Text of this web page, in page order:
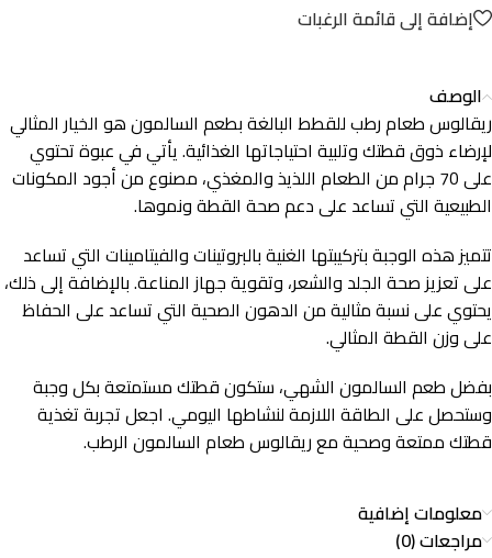
إضافة إلى قائمة الرغبات
الوصف
ريقالوس طعام رطب للقطط البالغة بطعم السالمون هو الخيار المثالي
لإرضاء ذوق قطتك وتلبية احتياجاتها الغذائية. يأتي في عبوة تحتوي
على 70 جرام من الطعام اللذيذ والمغذي، مصنوع من أجود المكونات
الطبيعية التي تساعد على دعم صحة القطة ونموها.
تتميز هذه الوجبة بتركيبتها الغنية بالبروتينات والفيتامينات التي تساعد
على تعزيز صحة الجلد والشعر، وتقوية جهاز المناعة. بالإضافة إلى ذلك،
يحتوي على نسبة مثالية من الدهون الصحية التي تساعد على الحفاظ
على وزن القطة المثالي.
بفضل طعم السالمون الشهي، ستكون قطتك مستمتعة بكل وجبة
وستحصل على الطاقة اللازمة لنشاطها اليومي. اجعل تجربة تغذية
قطتك ممتعة وصحية مع ريقالوس طعام السالمون الرطب.
معلومات إضافية
مراجعات (0)